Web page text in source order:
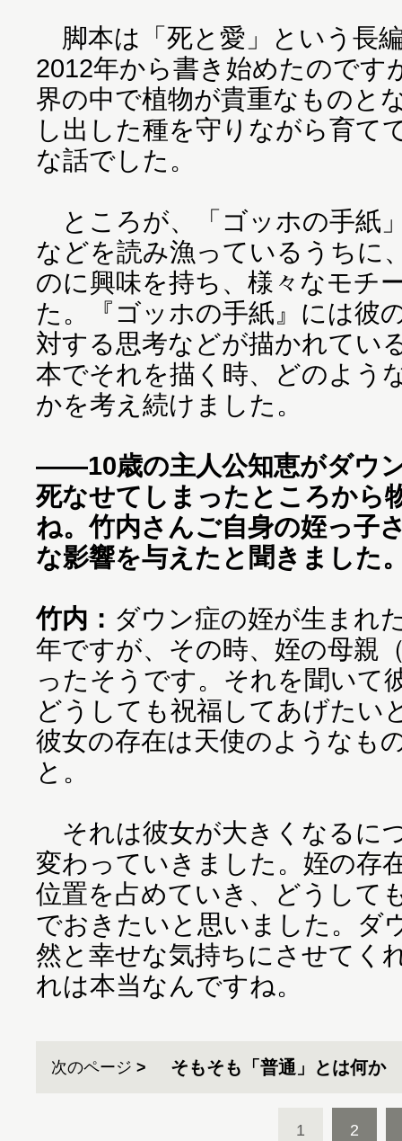
脚本は「死と愛」という長
2012年から書き始めたのです
界の中で植物が貴重なものと
し出した種を守りながら育て
な話でした。
ところが、「ゴッホの手紙
などを読み漁っているうちに
のに興味を持ち、様々なモチ
た。『ゴッホの手紙』には彼
対する思考などが描かれてい
本でそれを描く時、どのよう
かを考え続けました。
――10歳の主人公知恵がダウ
死なせてしまったところから
ね。竹内さんご自身の姪っ子
な影響を与えたと聞きました
竹内： ダウン症の姪が生まれ
年ですが、その時、姪の母親
ったそうです。それを聞いて
どうしても祝福してあげたい
彼女の存在は天使のようなも
と。
それは彼女が大きくなるに
変わっていきました。姪の存
位置を占めていき、どうして
でおきたいと思いました。ダ
然と幸せな気持ちにさせてく
れは本当なんですね。
次のページ そもそも「普通」とは何か
1 2